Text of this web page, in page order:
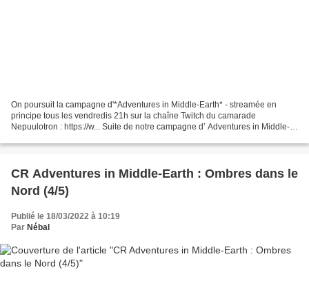
On poursuit la campagne d'*Adventures in Middle-Earth* - streamée en
principe tous les vendredis 21h sur la chaîne Twitch du camarade
Nepuulotron : https://w... Suite de notre campagne d’ Adventures in Middle-
CR Adventures in Middle-Earth : Ombres dans le
Nord (4/5)
Publié le 18/03/2022 à 10:19
Par Nébal